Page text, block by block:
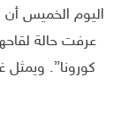
عرفت حالة
كورونا”. ويمثل